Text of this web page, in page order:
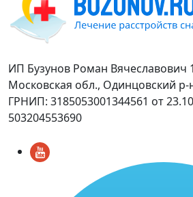
ИП Бузунов Роман Вячеславович
Московская обл., Одинцовский р-
ГРНИП: 3185053001344561 от
503204553690